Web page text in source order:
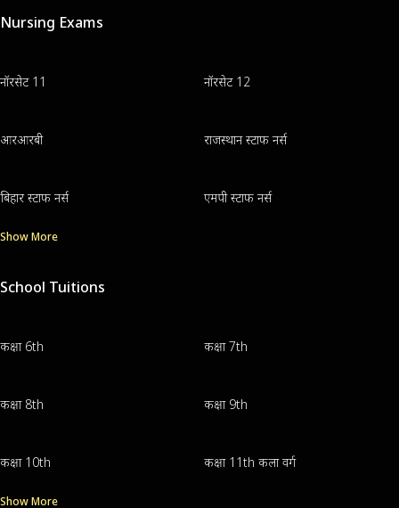
Nursing Exams
नॉरसेट 11 नॉरसेट 12
आरआरबी राजस्थान स्टाफ नर्स
बिहार स्टाफ नर्स एमपी स्टाफ नर्स
Show More
School Tuitions
कक्षा 6th कक्षा 7th
कक्षा 8th कक्षा 9th
कक्षा 10th कक्षा 11th कला वर्ग
Show More